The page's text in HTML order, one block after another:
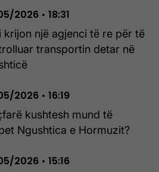
2026 • 18:31
krijon një agjenci të re për të
transportin detar në
2026 • 16:19
kushtesh mund të
Ngushtica e Hormuzit?
2026 • 15:16